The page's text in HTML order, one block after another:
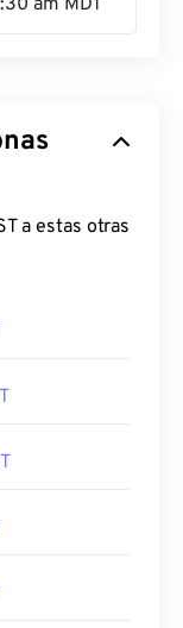
am MDT
a estas otras